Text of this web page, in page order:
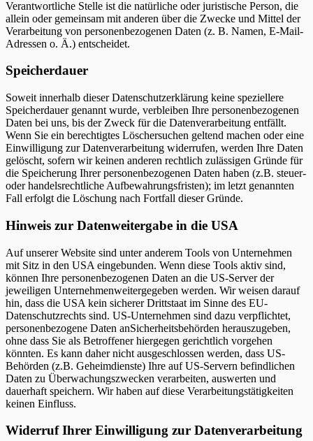
Verantwortliche Stelle ist die natürliche oder juristische Person, die
allein oder gemeinsam mit anderen über die Zwecke und Mittel der
Verarbeitung von personenbezogenen Daten (z. B. Namen, E-Mail-
Adressen o. Ä.) entscheidet.
Speicherdauer
Soweit innerhalb dieser Datenschutzerklärung keine speziellere
Speicherdauer genannt wurde, verbleiben Ihre personenbezogenen
Daten bei uns, bis der Zweck für die Datenverarbeitung entfällt.
Wenn Sie ein berechtigtes Löschersuchen geltend machen oder eine
Einwilligung zur Datenverarbeitung widerrufen, werden Ihre Daten
gelöscht, sofern wir keinen anderen rechtlich zulässigen Gründe für
die Speicherung Ihrer personenbezogenen Daten haben (z.B. steuer-
oder handelsrechtliche Aufbewahrungsfristen); im letzt genannten
Fall erfolgt die Löschung nach Fortfall dieser Gründe.
Hinweis zur Datenweitergabe in die USA
Auf unserer Website sind unter anderem Tools von Unternehmen
mit Sitz in den USA eingebunden. Wenn diese Tools aktiv sind,
können Ihre personenbezogenen Daten an die US-Server der
jeweiligen Unternehmenweitergegeben werden. Wir weisen darauf
hin, dass die USA kein sicherer Drittstaat im Sinne des EU-
Datenschutzrechts sind. US-Unternehmen sind dazu verpflichtet,
personenbezogene Daten anSicherheitsbehörden herauszugeben,
ohne dass Sie als Betroffener hiergegen gerichtlich vorgehen
könnten. Es kann daher nicht ausgeschlossen werden, dass US-
Behörden (z.B. Geheimdienste) Ihre auf US-Servern befindlichen
Daten zu Überwachungszwecken verarbeiten, auswerten und
dauerhaft speichern. Wir haben auf diese Verarbeitungstätigkeiten
keinen Einfluss.
Widerruf Ihrer Einwilligung zur Datenverarbeitung